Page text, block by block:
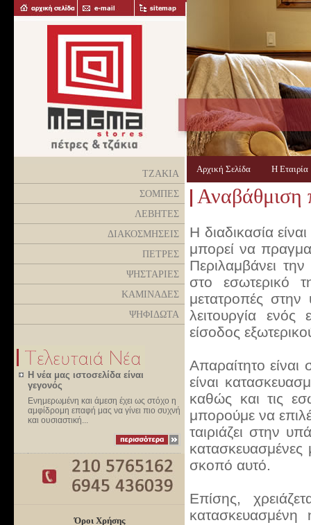
ΤΖΑΚΙΑ
ΣΟΜΠΕΣ
ΛΕΒΗΤΕΣ
ΔΙΑΚΟΣΜΗΣΕΙΣ
ΠΕΤΡΕΣ
ΨΗΣΤΑΡΙΕΣ
ΚΑΜΙΝΑΔΕΣ
ΨΗΦΙΔΩΤΑ
Η νέα μας ιστοσελίδα είναι
γεγονός
Ενημερωμένη και άμεση έχει ως στόχο η
αμφίδρομη επαφή μας να γίνει πιο συχνή
και ουσιαστική...
Όροι Χρήσης
Αρχική Σελίδα Η
Αναβάθμιση
Η διαδικασία
μπορεί να
Περιλαμβάνει
στο εσωτερικό
μετατροπές
λειτουργία ενός
είσοδος
Απαραίτητο
είναι
καθώς και τις
μπορούμε να
ταιριάζει στην
κατασκευασμένες
σκοπό αυτό.
Επίσης,